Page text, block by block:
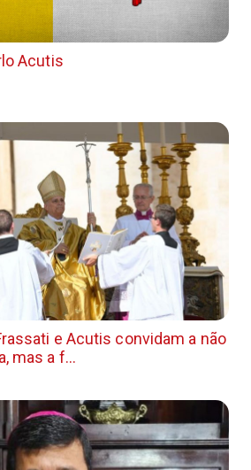
Acutis
e Acutis convidam a não
mas a f...